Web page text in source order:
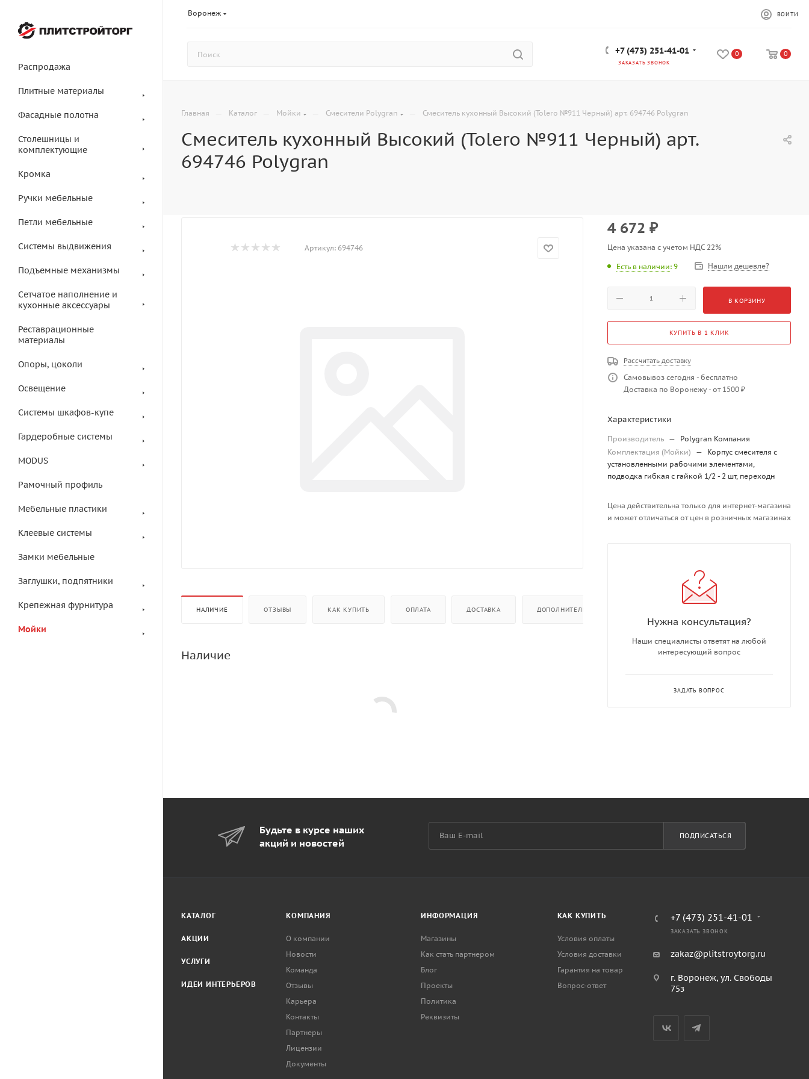
Воронеж ВОЙТИ
+7 (473) 251-41-01
ЗАКАЗАТЬ ЗВОНОК
0 0
Распродажа
Плитные материалы
Фасадные полотна
Столешницы и
комплектующие
Кромка
Ручки мебельные
Петли мебельные
Системы выдвижения
Подъемные механизмы
Сетчатое наполнение и
кухонные аксессуары
Реставрационные
материалы
Опоры, цоколи
Освещение
Системы шкафов-купе
Гардеробные системы
MODUS
Рамочный профиль
Мебельные пластики
Клеевые системы
Замки мебельные
Заглушки, подпятники
Крепежная фурнитура
Мойки
Главная — Каталог — Мойки — Смесители Polygran — Смеситель кухонный Высокий (Tolero №911 Черный) арт. 694746 Polygran
Смеситель кухонный Высокий (Tolero №911 Черный) арт.
694746 Polygran
Артикул: 694746
НАЛИЧИЕ ОТЗЫВЫ КАК КУПИТЬ ОПЛАТА ДОСТАВКА ДОПОЛНИТЕЛЬНО
Наличие
4 672 ₽
Цена указана с учетом НДС 22%
Есть в наличии: 9 Нашли дешевле?
В КОРЗИНУ
КУПИТЬ В 1 КЛИК
Рассчитать доставку
Самовывоз сегодня - бесплатно
Доставка по Воронежу - от 1500 ₽
Характеристики
Производитель —
Polygran Компания
Комплектация (Мойки)
—
Корпус смесителя с
установленными рабочими элементами,
подводка гибкая с гайкой 1/2 - 2 шт, переходн
Цена действительна только для интернет-магазина
и может отличаться от цен в розничных магазинах
Нужна консультация?
Наши специалисты ответят на любой
интересующий вопрос
ЗАДАТЬ ВОПРОС
Будьте в курсе наших
акций и новостей
ПОДПИСАТЬСЯ
КАТАЛОГ
АКЦИИ
УСЛУГИ
ИДЕИ ИНТЕРЬЕРОВ
КОМПАНИЯ
О компании
Новости
Команда
Отзывы
Карьера
Контакты
Партнеры
Лицензии
Документы
ИНФОРМАЦИЯ
Магазины
Как стать партнером
Блог
Проекты
Политика
Реквизиты
КАК КУПИТЬ
Условия оплаты
Условия доставки
Гарантия на товар
Вопрос-ответ
+7 (473) 251-41-01
ЗАКАЗАТЬ ЗВОНОК
zakaz@plitstroytorg.ru
г. Воронеж, ул. Свободы
75з